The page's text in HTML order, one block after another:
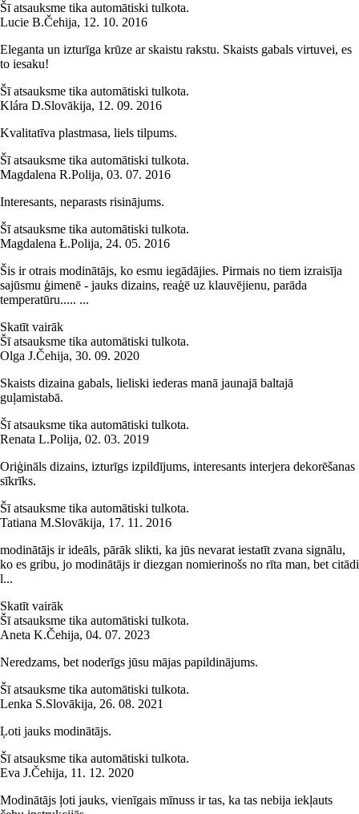
Šī atsauksme tika automātiski tulkota.
Lucie B.Čehija, 12. 10. 2016
Eleganta un izturīga krūze ar skaistu rakstu. Skaists gabals virtuvei, es
to iesaku!
Šī atsauksme tika automātiski tulkota.
Klára D.Slovākija, 12. 09. 2016
Kvalitatīva plastmasa, liels tilpums.
Šī atsauksme tika automātiski tulkota.
Magdalena R.Polija, 03. 07. 2016
Interesants, neparasts risinājums.
Šī atsauksme tika automātiski tulkota.
Magdalena Ł.Polija, 24. 05. 2016
Šis ir otrais modinātājs, ko esmu iegādājies. Pirmais no tiem izraisīja
sajūsmu ģimenē - jauks dizains, reaģē uz klauvējienu, parāda
temperatūru..... ...
Skatīt vairāk
Šī atsauksme tika automātiski tulkota.
Olga J.Čehija, 30. 09. 2020
Skaists dizaina gabals, lieliski iederas manā jaunajā baltajā
guļamistabā.
Šī atsauksme tika automātiski tulkota.
Renata L.Polija, 02. 03. 2019
Oriģināls dizains, izturīgs izpildījums, interesants interjera dekorēšanas
sīkrīks.
Šī atsauksme tika automātiski tulkota.
Tatiana M.Slovākija, 17. 11. 2016
modinātājs ir ideāls, pārāk slikti, ka jūs nevarat iestatīt zvana signālu,
ko es gribu, jo modinātājs ir diezgan nomierinošs no rīta man, bet citādi
l...
Skatīt vairāk
Šī atsauksme tika automātiski tulkota.
Aneta K.Čehija, 04. 07. 2023
Neredzams, bet noderīgs jūsu mājas papildinājums.
Šī atsauksme tika automātiski tulkota.
Lenka S.Slovākija, 26. 08. 2021
Ļoti jauks modinātājs.
Šī atsauksme tika automātiski tulkota.
Eva J.Čehija, 11. 12. 2020
Modinātājs ļoti jauks, vienīgais mīnuss ir tas, ka tas nebija iekļauts